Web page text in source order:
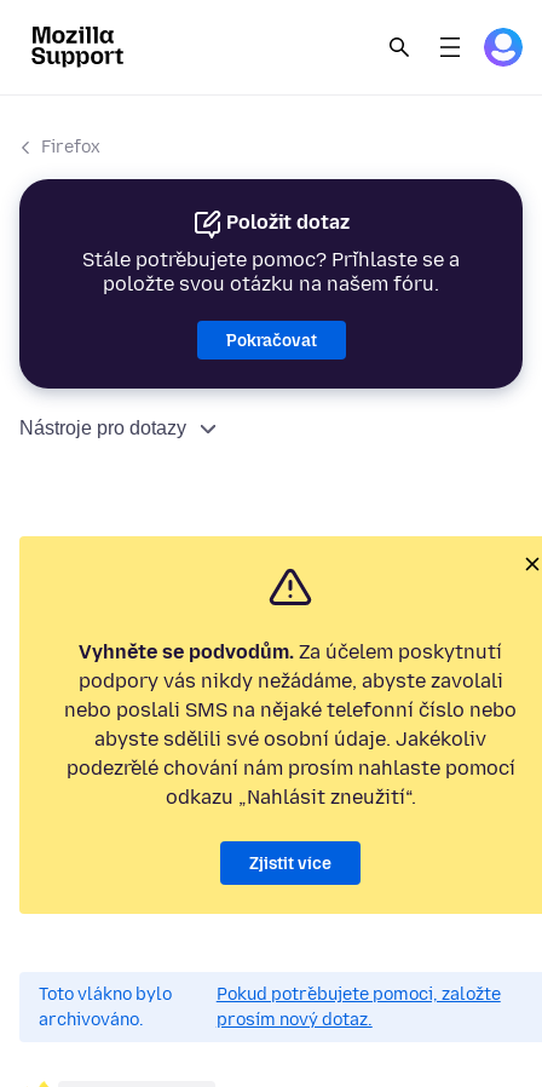
Firefox
Položit dotaz
Stále potřebujete pomoc? Přihlaste se a
položte svou otázku na našem fóru.
Pokračovat
Nástroje pro dotazy
Vyhněte se podvodům. Za účelem poskytnutí
podpory vás nikdy nežádáme, abyste zavolali
nebo poslali SMS na nějaké telefonní číslo nebo
abyste sdělili své osobní údaje. Jakékoliv
podezřelé chování nám prosím nahlaste pomocí
odkazu „Nahlásit zneužití“.
Zjistit více
Toto vlákno bylo
archivováno.
Pokud potřebujete pomoci, založte
prosím nový dotaz.